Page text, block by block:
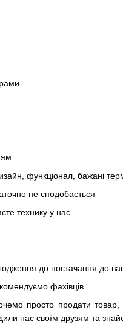
функціонал, бажані
не сподобається
технику у нас
до постачання до
фахівців
просто продати
нас своїм друзям та